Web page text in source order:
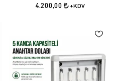
4.200,00 +KDV